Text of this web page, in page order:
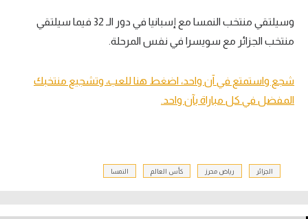
وسيلتقي منتخب النمسا مع إسبانيا في دور الـ 32 فيما سيلتقي
منتخب الجزائر مع سويسرا في نفس المرحلة.
شجع واستمتع في آن واحد، اضغط هنا للعب، وتشجيع منتخبك
المفضل في كل مباراة بآن واحد.
الجزائر رياض محرز كأس العالم النمسا